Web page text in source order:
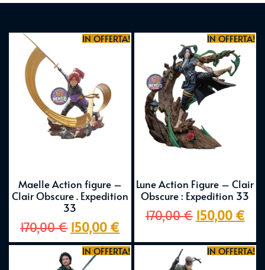
IN OFFERTA!
Maelle Action figure –
Clair Obscure . Expedition
33
170,00€ 150,00 €
IN OFFERTA!
Lune Action Figure – Clair
Obscure : Expedition 33
170,00€ 150,00 €
IN OFFERTA! IN OFFERTA!